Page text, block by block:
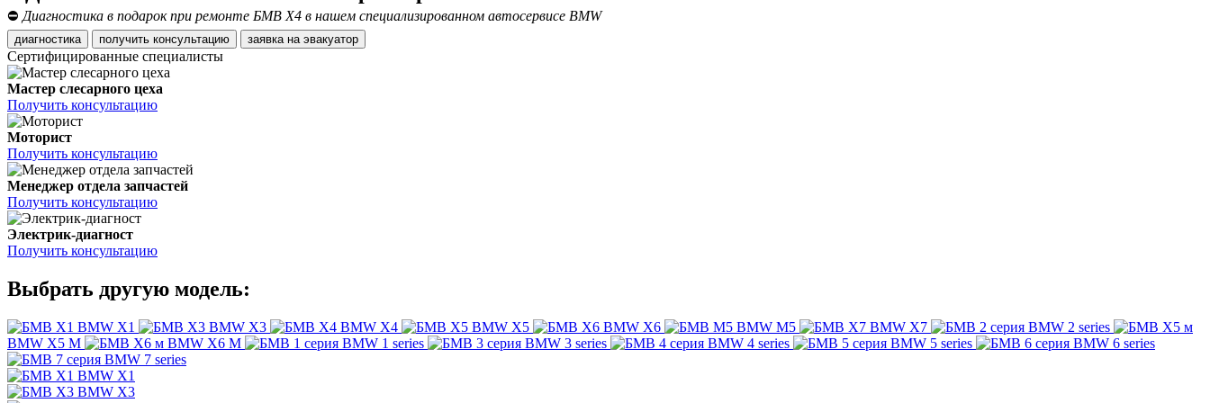
⛔ Диагностика в подарок при ремонте БМВ Х4 в нашем специализированном автосервисе BMW
диагностика получить консультацию заявка на эвакуатор
Сертифицированные специалисты
Мастер слесарного цеха
Получить консультацию
Моторист
Получить консультацию
Менеджер отдела запчастей
Получить консультацию
Электрик-диагност
Получить консультацию
Выбрать другую модель:
BMW X1 BMW X3 BMW X4 BMW X5 BMW X6 BMW M5 BMW X7
BMW 2 series
BMW X5 M
BMW X6 M BMW 1 series BMW 3 series BMW 4 series BMW 5 series
BMW 6 series
BMW 7 series
BMW X1
BMW X3